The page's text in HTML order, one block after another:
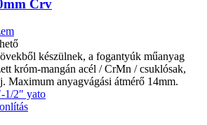
Crv
készülnek, a fogantyúk műanyag
króm-mangán acél / CrMn / csuklósak,
Maximum anyagvágási átmérő 14mm.